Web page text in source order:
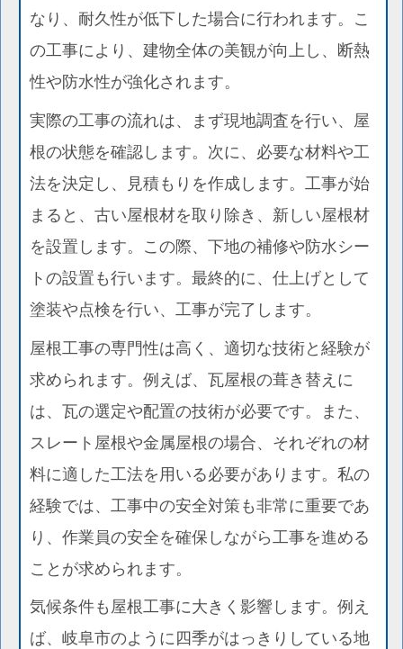
なり、耐久性が低下した場合に行われます。こ
の工事により、建物全体の美観が向上し、断熱
性や防水性が強化されます。
実際の工事の流れは、まず現地調査を行い、屋
根の状態を確認します。次に、必要な材料や工
法を決定し、見積もりを作成します。工事が始
まると、古い屋根材を取り除き、新しい屋根材
を設置します。この際、下地の補修や防水シー
トの設置も行います。最終的に、仕上げとして
塗装や点検を行い、工事が完了します。
屋根工事の専門性は高く、適切な技術と経験が
求められます。例えば、瓦屋根の葺き替えに
は、瓦の選定や配置の技術が必要です。また、
スレート屋根や金属屋根の場合、それぞれの材
料に適した工法を用いる必要があります。私の
経験では、工事中の安全対策も非常に重要であ
り、作業員の安全を確保しながら工事を進める
ことが求められます。
気候条件も屋根工事に大きく影響します。例え
ば、岐阜市のように四季がはっきりしている地